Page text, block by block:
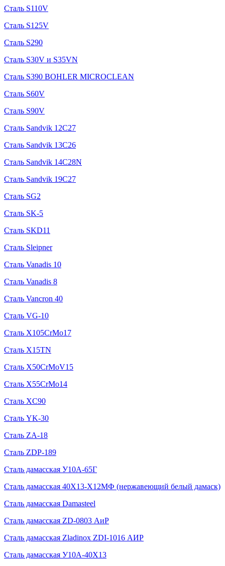
Сталь S110V
Сталь S125V
Сталь S290
Сталь S30V и S35VN
Сталь S390 BOHLER MICROCLEAN
Сталь S60V
Сталь S90V
Сталь Sandvik 12C27
Сталь Sandvik 13C26
Сталь Sandvik 14C28N
Сталь Sandvik 19C27
Сталь SG2
Сталь SK-5
Сталь SKD11
Сталь Sleipner
Сталь Vanadis 10
Сталь Vanadis 8
Сталь Vancron 40
Сталь VG-10
Сталь X105CrMo17
Сталь X15TN
Сталь X50CrMoV15
Сталь X55CrMo14
Сталь XC90
Сталь YK-30
Сталь ZA-18
Сталь ZDP-189
Сталь дамасская У10А-65Г
Сталь дамасская 40Х13-Х12МФ (нержавеющий белый дамаск)
Сталь дамасская Damasteel
Сталь дамасская ZD-0803 АиР
Сталь дамасская Zladinox ZDI-1016 АИР
Сталь дамасская У10А-40Х13